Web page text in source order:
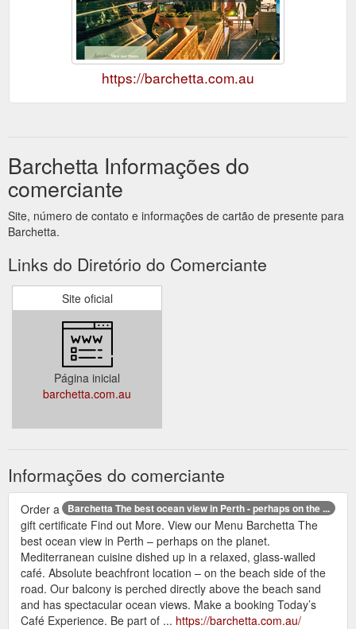
https://barchetta.com.au
Barchetta Informações do
comerciante
Site, número de contato e informações de cartão de presente para
Barchetta.
Links do Diretório do Comerciante
Site oficial
Página inicial
barchetta.com.au
Informações do comerciante
Barchetta The best ocean view in Perth - perhaps on the ...
Order a
gift certificate Find out More. View our Menu Barchetta The
best ocean view in Perth – perhaps on the planet.
Mediterranean cuisine dished up in a relaxed, glass-walled
café. Absolute beachfront location – on the beach side of the
road. Our balcony is perched directly above the beach sand
and has spectacular ocean views. Make a booking Today’s
Café Experience. Be part of ... https://barchetta.com.au/